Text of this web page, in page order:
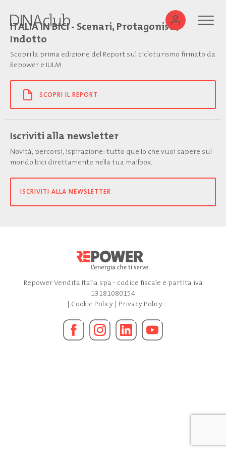
ITALIA IN BICI - Scenari, Protagonisti,
Indotto
Scopri la prima edizione del Report sul cicloturismo firmato da
Repower e IULM
SCOPRI IL REPORT
Iscriviti alla newsletter
Novità, percorsi, ispirazione: tutto quello che vuoi sapere sul
mondo bici direttamente nella tua mailbox.
ISCRIVITI ALLA NEWSLETTER
Repower Vendita Italia spa - codice fiscale e partita iva
13181080154
| Cookie Policy| Privacy Policy